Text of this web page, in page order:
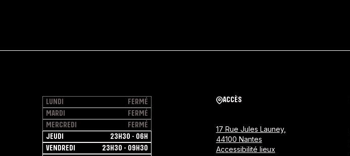
LUNDI
FERMÉ
MARDI
FERMÉ
MERCREDI
FERMÉ
JEUDI
23H30 - 06H
VENDREDI
23H30 - 09H30
ACCÈS
17 Rue Jules Launey,
44100 Nantes
Accessibilité lieux